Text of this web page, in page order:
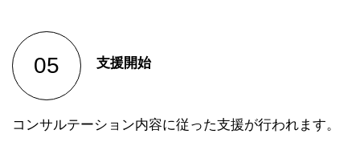
支援開始
コンサルテーション内容に従った支援が行われます。